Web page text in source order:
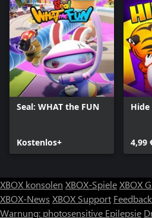
Seal: WHAT the FUN
Kostenlos+
Hide
4,99
XBOX konsolen XBOX-SpieleXBOX
XBOX-News XBOX Support Feedback
Warnung: photosensitive Epilepsie